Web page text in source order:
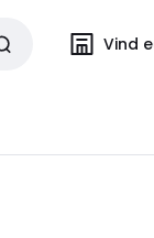
Vind